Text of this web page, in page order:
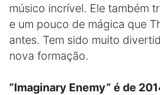
músico incrível. Ele também
e um pouco de mágica que
antes. Tem sido muito
nova formação.
“Imaginary Enemy” é de